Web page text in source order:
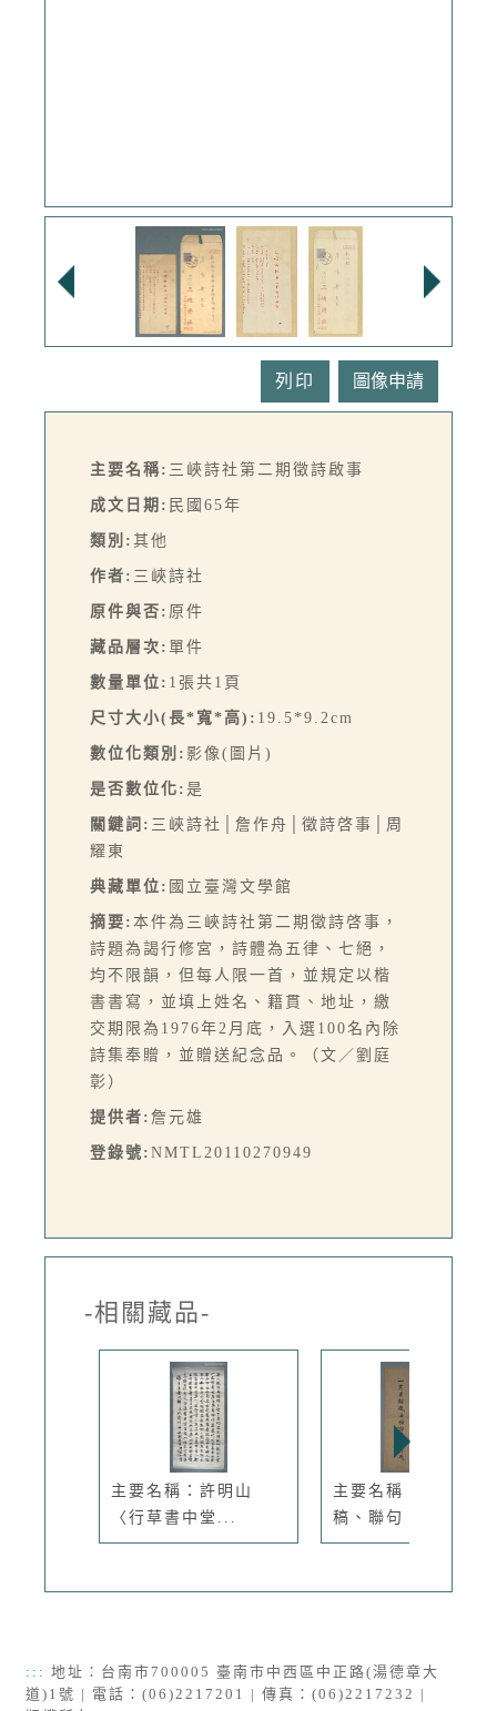
列印
主要名稱: 三峽詩社第二期徵詩啟事
成文日期: 民國65年
類別: 其他
作者: 三峽詩社
原件與否: 原件
藏品層次: 單件
數量單位: 1張共1頁
尺寸大小(長*寬*高): 19.5*9.2cm
數位化類別: 影像(圖片)
是否數位化: 是
關鍵詞: 三峽詩社│詹作舟│徵詩啓事│周
耀東
典藏單位: 國立臺灣文學館
摘要: 本件為三峽詩社第二期徵詩啓事，
詩題為謁行修宮，詩體為五律、七絕，
均不限韻，但每人限一首，並規定以楷
書書寫，並填上姓名、籍貫、地址，繳
交期限為1976年2月底，入選100名內除
詩集奉贈，並贈送紀念品。（文／劉庭
彰）
提供者: 詹元雄
登錄號: NMTL20110270949
-相關藏品-
主要名稱：許明山
〈行草書中堂...
主要名稱：無題名詩
稿、聯句：...
::: 地址：台南市700005 臺南市中西區中正路(湯德章大
道)1號 | 電話：(06)2217201 | 傳真：(06)2217232 |